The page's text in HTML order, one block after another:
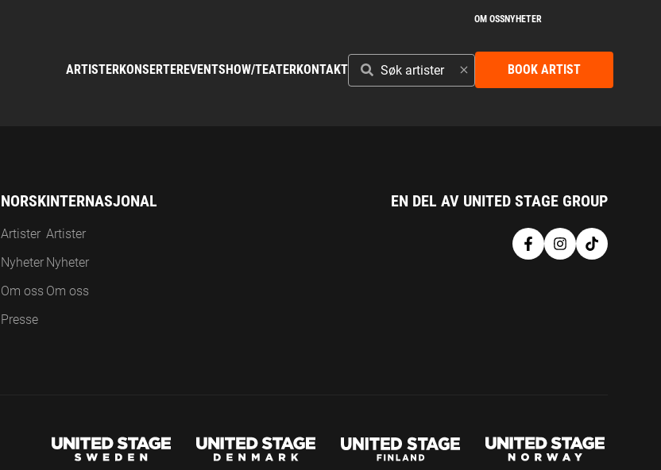
OM OSSNYHETER
ARTISTERKONSERTEREVENTSHOW/TEATERKONTAKTSØK
ARTISTER
BOOK ARTIST
NORSK
Artister
Nyheter
Om oss
Presse
INTERNASJONAL
Artister
Nyheter
Om oss
EN DEL AV UNITED STAGE GROUP